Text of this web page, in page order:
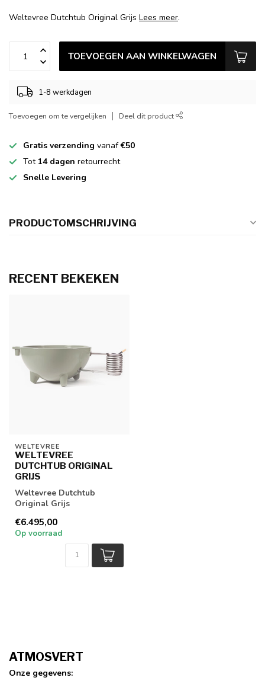
Weltevree Dutchtub Original Grijs Lees meer.
TOEVOEGEN AAN WINKELWAGEN
1-8 werkdagen
Toevoegen om te vergelijken Deel dit product
Gratis verzending vanaf€50
Tot 14 dagen retourrecht
Snelle Levering
PRODUCTOMSCHRIJVING
RECENT BEKEKEN
WELTEVREE
WELTEVREE
DUTCHTUB ORIGINAL
GRIJS
Weltevree Dutchtub
Original Grijs
€6.495,00
Op voorraad
ATMOSVERT
Onze gegevens: